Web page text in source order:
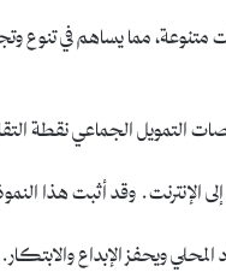
متنوعة، مما يساهم في تنوع
التمويل الجماعي نقطة
الإنترنت. وقد أثبت هذا
المحلي ويحفز الإبداع